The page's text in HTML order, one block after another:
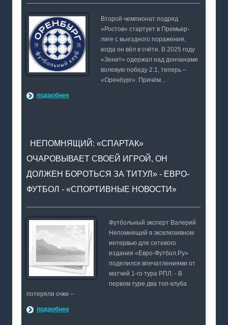
Второй чемпионат подряд
«Ростов» стартует в Премьер-
лиге с выездного поражения,
когда он вёл в счёте. В 2025 году
«Зенит» одержал над дончанами
волевую победу 2:1, теперь –
«Оренбург». Причём...
подробнее
НЕПОМНЯЩИЙ: «СПАРТАК»
ОЧАРОВЫВАЕТ СВОЕЙ ИГРОЙ, ОН
ДОЛЖЕН БОРОТЬСЯ ЗА ТИТУЛ» - ЕВРО-
ФУТБОЛ - «СПОРТИВНЫЕ НОВОСТИ»
Футбольный эксперт Валерий
Непомнящий в эксклюзивном
интервью для сетевого
издания «Евро-Футбол.Ру»
поделился впечатлениями от
матчей 1-го тура РПЛ. - В
первом туре два топ-клуба
потеряли очки –
подробнее